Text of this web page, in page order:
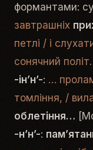
формантами:
завтрашніх
петлі / і
сонячний політ.
-ін’н’-: …
томління, /
облетіння…
-н’н’-: